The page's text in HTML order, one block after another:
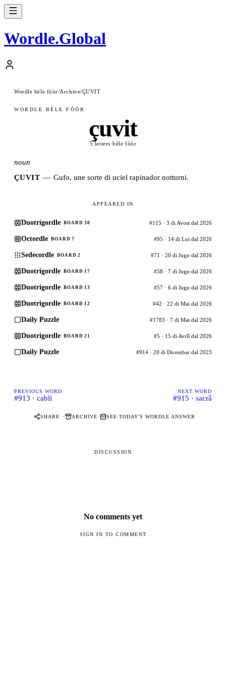
Wordle.Global
Wordle bèle fòòr/Archive/ÇUVIT
WORDLE BÈLE FÒÒR
çuvit
5 letters·bèle fòòr
noun
ÇUVIT — Gufo, une sorte di uciel rapinador notturni.
APPEARED IN
Duotrigordle BOARD 30 #115 · 3 di Avost dal 2026
Octordle BOARD 7 #95 · 14 di Lui dal 2026
Sedecordle BOARD 2 #71 · 20 di Jugn dal 2026
Duotrigordle BOARD 17 #58 · 7 di Jugn dal 2026
Duotrigordle BOARD 13 #57 · 6 di Jugn dal 2026
Duotrigordle BOARD 12 #42 · 22 di Mai dal 2026
Daily Puzzle #1783 · 7 di Mai dal 2026
Duotrigordle BOARD 21 #5 · 15 di Avrîl dal 2026
Daily Puzzle #914 · 20 di Dicembar dal 2023
PREVIOUS WORD
#913 · cabli
NEXT WORD
#915 · sacrâ
SHARE · ARCHIVE· SEE TODAY'S WORDLE ANSWER
DISCUSSION
No comments yet
SIGN IN TO COMMENT